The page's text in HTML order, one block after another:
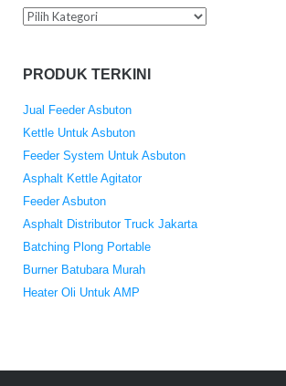
Kategori
PRODUK TERKINI
Jual Feeder Asbuton
Kettle Untuk Asbuton
Feeder System Untuk Asbuton
Asphalt Kettle Agitator
Feeder Asbuton
Asphalt Distributor Truck Jakarta
Batching Plong Portable
Burner Batubara Murah
Heater Oli Untuk AMP